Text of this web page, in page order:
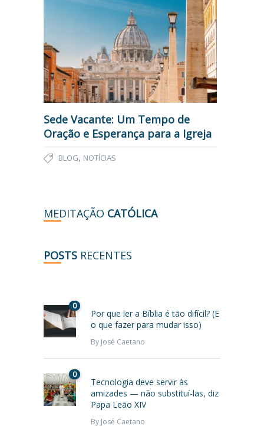
Sede Vacante: Um Tempo de
Oração e Esperança para a Igreja
BLOG, NOTÍCIAS
MEDITAÇÃO CATÓLICA
POSTS RECENTES
0
Por que ler a Bíblia é tão difícil? (E
o que fazer para mudar isso)
By José Caetano
0
Tecnologia deve servir às
amizades — não substituí-las, diz
Papa Leão XIV
By José Caetano